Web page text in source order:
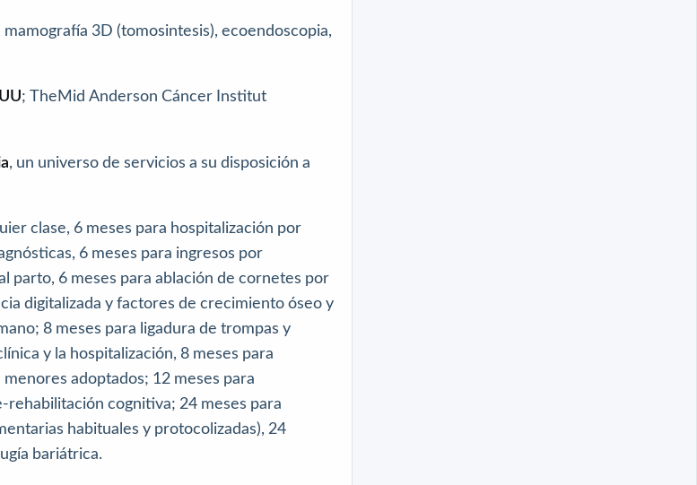
mamografía 3D (tomosintesis), ecoendoscopia,
; TheMid Anderson Cáncer Institut
, un universo de servicios a su disposición a
clase, 6 meses para hospitalización por
6 meses para ingresos por
parto, 6 meses para ablación de cornetes por
digitalizada y factores de crecimiento óseo y
8 meses para ligadura de trompas y
y la hospitalización, 8 meses para
adoptados; 12 meses para
cognitiva; 24 meses para
habituales y protocolizadas), 24
bariátrica.